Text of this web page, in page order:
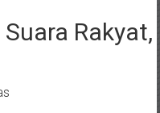
Rakyat,